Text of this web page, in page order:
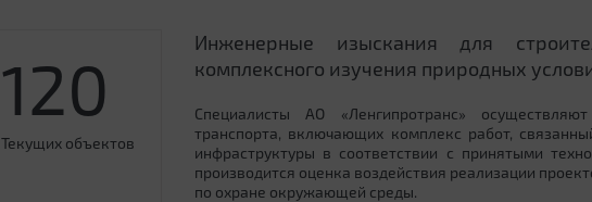
120
Текущих объектов
Инженерные изыскания для
комплексного изучения природных
Специалисты АО «Ленгипротранс»
транспорта, включающих комплекс работ,
инфраструктуры в соответствии с принятыми
производится оценка воздействия реализации
по охране окружающей среды.